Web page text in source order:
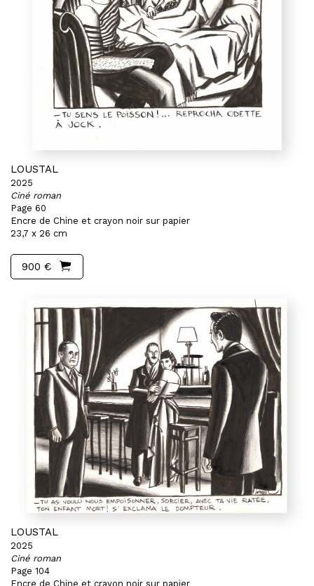
LOUSTAL
2025
Ciné roman
Page 60
Encre de Chine et crayon noir sur papier
23,7 x 26 cm
900 €
LOUSTAL
2025
Ciné roman
Page 104
Encre de Chine et crayon noir sur papier